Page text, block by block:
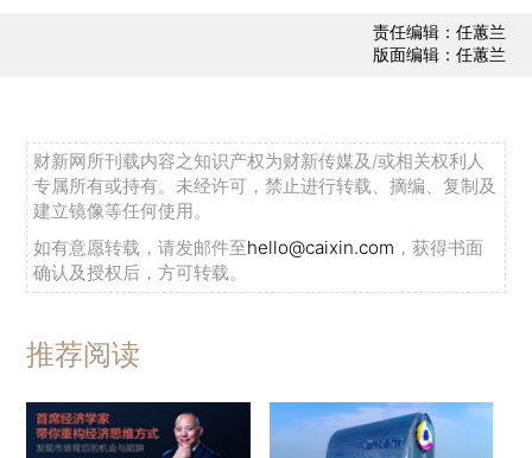
责任编辑：任蕙兰
版面编辑：任蕙兰
财新网所刊载内容之知识产权为财新传媒及/或相关权利人
专属所有或持有。未经许可，禁止进行转载、摘编、复制及
建立镜像等任何使用。
如有意愿转载，请发邮件至hello@caixin.com ，获得书面
确认及授权后，方可转载。
推荐阅读